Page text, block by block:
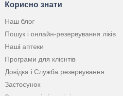
Корисно знати
Наш блог
Пошук і онлайн-резервування ліків
Наші аптеки
Програми для клієнтів
Довідка і Служба резервування
Застосунок